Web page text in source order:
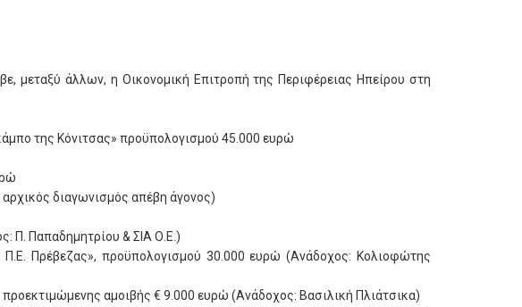
μεταξύ άλλων, η Οικονομική Επιτροπή της Περιφέρειας Ηπείρου στη
της Κόνιτσας» προϋπολογισμού 45.000 ευρώ
διαγωνισμός απέβη άγονος)
Π. Παπαδημητρίου & ΣΙΑ Ο.Ε.)
Πρέβεζας», προϋπολογισμού 30.000 ευρώ (Ανάδοχος: Κολιοφώτης
αμοιβής € 9.000 ευρώ (Ανάδοχος: Βασιλική Πλιάτσικα)